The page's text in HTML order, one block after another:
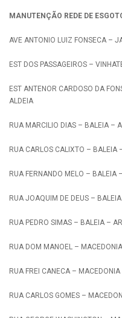
MANUTENÇÃO REDE DE
AVE ANTONIO LUIZ FONSECA –
EST DOS PASSAGEIROS –
EST ANTENOR CARDOSO DA
ALDEIA
RUA MARCILIO DIAS – BALEIA –
RUA CARLOS CALIXTO – BALEIA
RUA FERNANDO MELO – BALEIA
RUA JOAQUIM DE DEUS –
RUA PEDRO SIMAS – BALEIA –
RUA DOM MANOEL –
RUA FREI CANECA –
RUA CARLOS GOMES –